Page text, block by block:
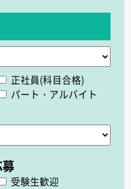
正社員(科目合格)
パート・アルバイト
受験生歓迎